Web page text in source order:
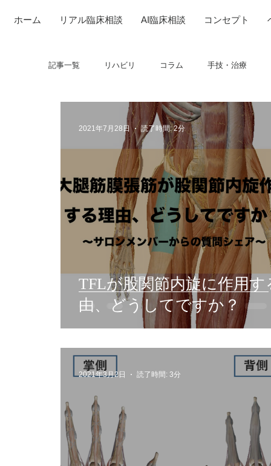
ホーム リアル臨床相談 AI臨床相談 コンセプト
記事一覧 リハビリ コラム 手技・治療
感覚 筋 制度関連 学会・
画像関連 フィジカルアセスメント
コミュニケーション
TFLが股関節内旋に作用す
由、どうしてですか？
2021年7月28日 読了時間: 2分
2021年3月2日 読了時間: 3分